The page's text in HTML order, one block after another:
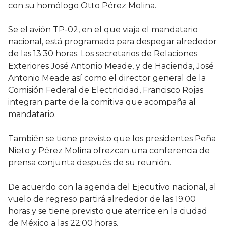
con su homólogo Otto Pérez Molina.
Se el avión TP-02, en el que viaja el mandatario
nacional, está programado para despegar alrededor
de las 13:30 horas. Los secretarios de Relaciones
Exteriores José Antonio Meade, y de Hacienda, José
Antonio Meade así como el director general de la
Comisión Federal de Electricidad, Francisco Rojas
integran parte de la comitiva que acompaña al
mandatario.
También se tiene previsto que los presidentes Peña
Nieto y Pérez Molina ofrezcan una conferencia de
prensa conjunta después de su reunión.
De acuerdo con la agenda del Ejecutivo nacional, al
vuelo de regreso partirá alrededor de las 19:00
horas y se tiene previsto que aterrice en la ciudad
de México a las 22:00 horas.